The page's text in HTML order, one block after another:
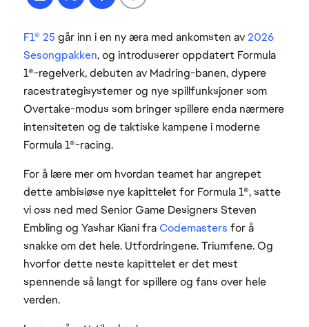
F1® 25 går inn i en ny æra med ankomsten av2026
Sesongpakken, og introduserer oppdatert Formula
1®-regelverk, debuten av Madring-banen, dypere
racestrategisystemer og nye spillfunksjoner som
Overtake-modus som bringer spillere enda nærmere
intensiteten og de taktiske kampene i moderne
Formula 1®-racing.
For å lære mer om hvordan teamet har angrepet
dette ambisiøse nye kapittelet for Formula 1®, satte
vi oss ned med Senior Game Designers Steven
Embling og Yashar Kiani fraCodemasters for å
snakke om det hele. Utfordringene. Triumfene. Og
hvorfor dette neste kapittelet er det mest
spennende så langt for spillere og fans over hele
verden.